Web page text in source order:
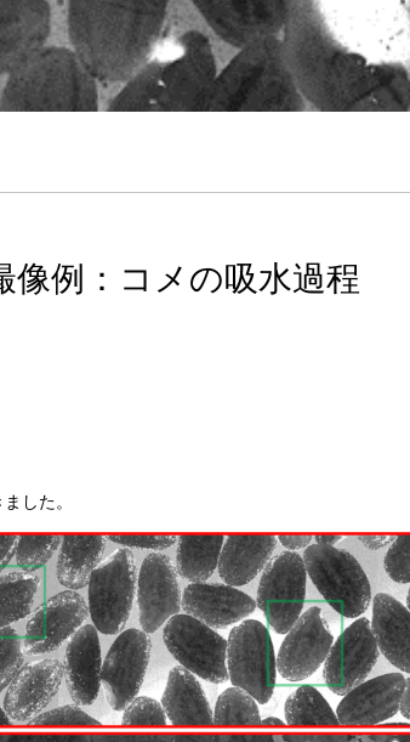
像例：コメの吸水過程
した。